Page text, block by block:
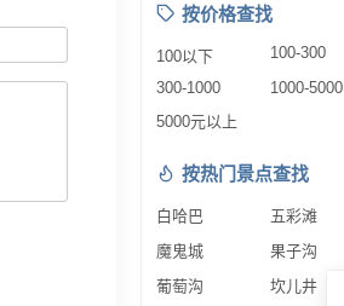
按价格查找
100以下
100-300
300-1000
1000-5000
5000元以上
按热门景点查找
白哈巴
五彩滩
魔鬼城
果子沟
葡萄沟
坎儿井